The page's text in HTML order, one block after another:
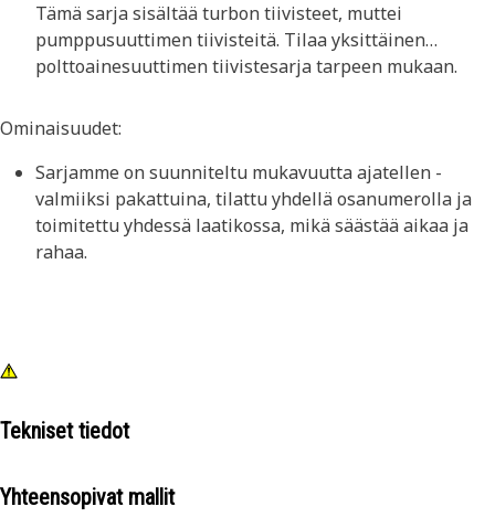
Tämä sarja sisältää turbon tiivisteet, muttei
pumppusuuttimen tiivisteitä. Tilaa yksittäinen
polttoainesuuttimen tiivistesarja tarpeen mukaan.
Ominaisuudet:
Sarjamme on suunniteltu mukavuutta ajatellen -
valmiiksi pakattuina, tilattu yhdellä osanumerolla ja
toimitettu yhdessä laatikossa, mikä säästää aikaa ja
rahaa.
Tekniset tiedot
Yhteensopivat mallit